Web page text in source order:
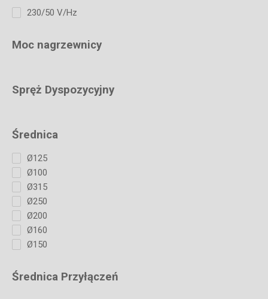
230/50 V/Hz
Moc nagrzewnicy
Spręż Dyspozycyjny
Średnica
Ø125
Ø100
Ø315
Ø250
Ø200
Ø160
Ø150
Średnica Przyłączeń